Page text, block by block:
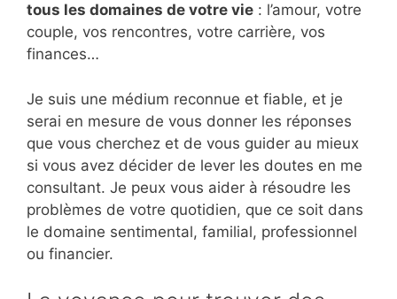
tous les domaines de votre vie : l’amour, votre
couple, vos rencontres, votre carrière, vos
finances…
Je suis une médium reconnue et fiable, et je
serai en mesure de vous donner les réponses
que vous cherchez et de vous guider au mieux
si vous avez décider de lever les doutes en me
consultant. Je peux vous aider à résoudre les
problèmes de votre quotidien, que ce soit dans
le domaine sentimental, familial, professionnel
ou financier.